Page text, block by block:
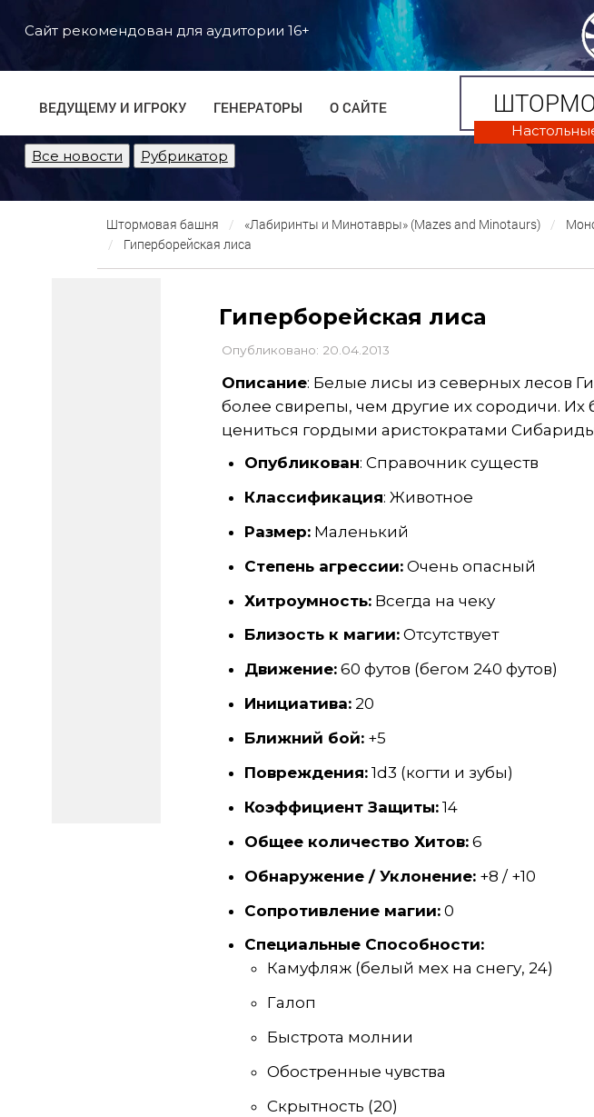
Сайт рекомендован для аудитории 16+
ВЕДУЩЕМУ И ИГРОКУ ГЕНЕРАТОРЫ О САЙТЕ
Все новости
Рубрикатор
Штормовая башня «Лабиринты и Минотавры» (Mazes and Minotaurs)
Гиперборейская лиса
Гиперборейская лиса
Опубликовано: 20.04.2013
Описание: Белые лисы из северных лесов
более свирепы, чем другие их сородичи.
цениться гордыми аристократами
Опубликован: Справочник существ
Классификация: Животное
Размер:Маленький
Степень агрессии:Очень опасный
Хитроумность:Всегда на чеку
Близость к магии:Отсутствует
Движение:60 футов (бегом 240 футов)
Инициатива:20
Ближний бой:+5
Повреждения:1d3 (когти и зубы)
Коэффициент Защиты:14
Общее количество Хитов:6
Обнаружение / Уклонение:+8 / +10
Сопротивление магии:0
Специальные Способности:
Камуфляж (белый мех на снегу, 24)
Галоп
Быстрота молнии
Обостренные чувства
Скрытность (20)